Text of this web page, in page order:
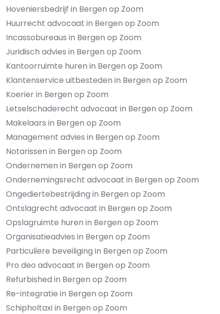
Hoveniersbedrijf in Bergen op Zoom
Huurrecht advocaat in Bergen op Zoom
Incassobureaus in Bergen op Zoom
Juridisch advies in Bergen op Zoom
Kantoorruimte huren in Bergen op Zoom
Klantenservice uitbesteden in Bergen op Zoom
Koerier in Bergen op Zoom
Letselschaderecht advocaat in Bergen op Zoom
Makelaars in Bergen op Zoom
Management advies in Bergen op Zoom
Notarissen in Bergen op Zoom
Ondernemen in Bergen op Zoom
Ondernemingsrecht advocaat in Bergen op Zoom
Ongediertebestrijding in Bergen op Zoom
Ontslagrecht advocaat in Bergen op Zoom
Opslagruimte huren in Bergen op Zoom
Organisatieadvies in Bergen op Zoom
Particuliere beveiliging in Bergen op Zoom
Pro deo advocaat in Bergen op Zoom
Refurbished in Bergen op Zoom
Re-integratie in Bergen op Zoom
Schipholtaxi in Bergen op Zoom